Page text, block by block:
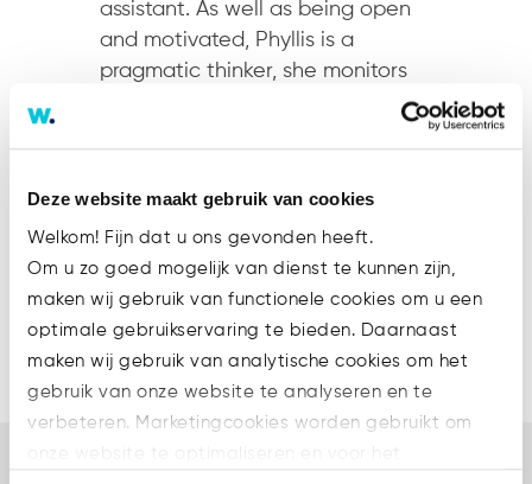
Deze website maakt gebruik van cookies
Welkom! Fijn dat u ons gevonden heeft.
Om u zo goed mogelijk van dienst te kunnen zijn,
maken wij gebruik van functionele cookies om u een
optimale gebruikservaring te bieden. Daarnaast
maken wij gebruik van analytische cookies om het
gebruik van onze website te analyseren en te
verbeteren. Marketingcookies worden gebruikt om
assistant. As well as being open
and motivated, Phyllis is a
pragmatic thinker, she monitors
Contact Phylllis
Expertises.